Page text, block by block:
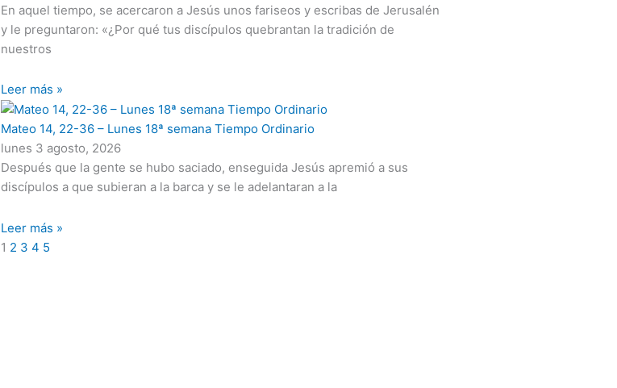
En aquel tiempo, se acercaron a Jesús unos fariseos y escribas de Jerusalén
y le preguntaron: «¿Por qué tus discípulos quebrantan la tradición de
nuestros
Leer más »
Mateo 14, 22-36 – Lunes 18ª semana Tiempo Ordinario
lunes 3 agosto, 2026
Después que la gente se hubo saciado, enseguida Jesús apremió a sus
discípulos a que subieran a la barca y se le adelantaran a la
Leer más »
1 2 3 4 5